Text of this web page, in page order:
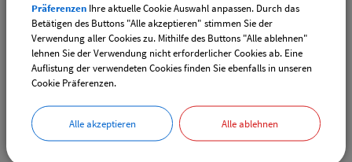
Gemeinde Pliening
Geltinger Str. 18
85652 Pliening
Drucken
Präferenzen Ihre aktuelle Cookie Auswahl anpassen. Durch das
Betätigen des Buttons "Alle akzeptieren" stimmen Sie der
Verwendung aller Cookies zu. Mithilfe des Buttons "Alle ablehnen"
lehnen Sie der Verwendung nicht erforderlicher Cookies ab. Eine
Auflistung der verwendeten Cookies finden Sie ebenfalls in unseren
Cookie Präferenzen.
Alle akzeptieren Alle ablehnen